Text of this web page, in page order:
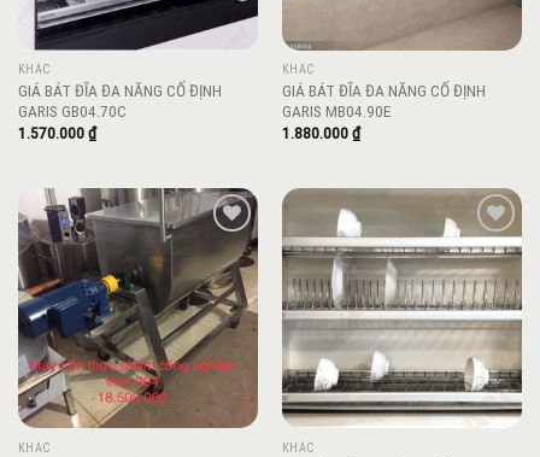
KHÁC
GIÁ BÁT ĐĨA ĐA NĂNG CỐ ĐỊNH
GARIS GB04.70C
1.570.000₫
KHÁC
GIÁ BÁT ĐĨA ĐA NĂNG CỐ ĐỊNH
GARIS MB04.90E
1.880.000₫
Add to
wishlist
KHÁC
Add to
wishlist
KHÁC